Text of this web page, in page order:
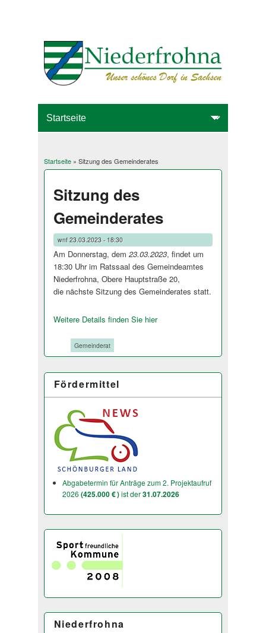
Sie sind hier
Startseite» Sitzung des Gemeinderates
Sitzung des
Gemeinderates
wnf23.03.2023 - 18:30
Am Donnerstag, dem 23.03.2023, findet um
18:30 Uhr im Ratssaal des Gemeindeamtes
Niederfrohna, Obere Hauptstraße 20,
die nächste Sitzung des Gemeinderates stat­t.
Weitere Details finden Sie hier
Gemeinderat
Fördermittel
Abgabetermin für Anträge zum 2. Projektaufruf
2026 (425.000 € )ist der31.07.2026
Niederfrohna